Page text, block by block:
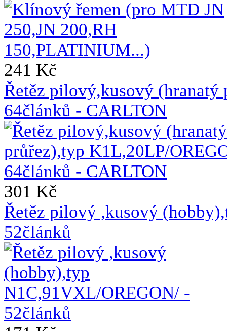
241 Kč
Řetěz pilový,kusový
64článků - CARLTON
301 Kč
Řetěz pilový ,kusový
52článků